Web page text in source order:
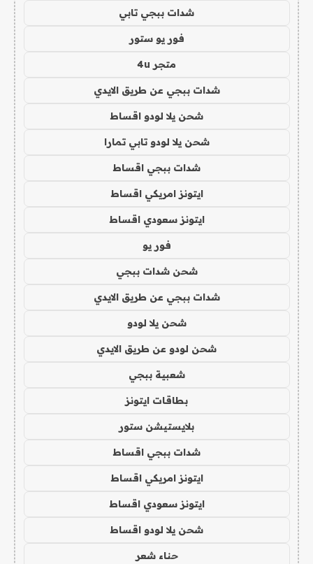
شدات ببجي تابي
فور يو ستور
متجر 4u
شدات ببجي عن طريق الايدي
شحن يلا لودو اقساط
شحن يلا لودو تابي تمارا
شدات ببجي اقساط
ايتونز امريكي اقساط
ايتونز سعودي اقساط
فور يو
شحن شدات ببجي
شدات ببجي عن طريق الايدي
شحن يلا لودو
شحن لودو عن طريق الايدي
شعبية ببجي
بطاقات ايتونز
بلايستيشن ستور
شدات ببجي اقساط
ايتونز امريكي اقساط
ايتونز سعودي اقساط
شحن يلا لودو اقساط
حناء شعر